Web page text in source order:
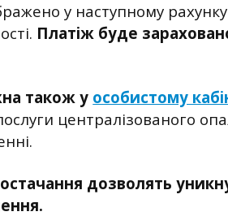
у наступному
Платіж буде
також у особистому
централізованого
дозволять